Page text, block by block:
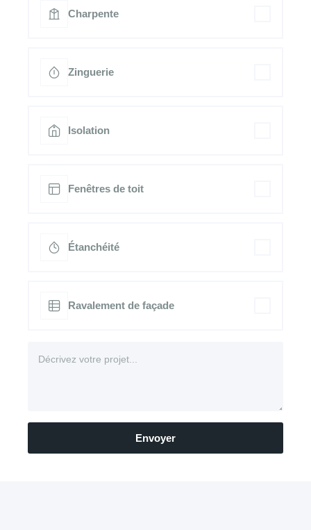
Charpente
Zinguerie
Isolation
Fenêtres de toit
Étanchéité
Ravalement de façade
Envoyer